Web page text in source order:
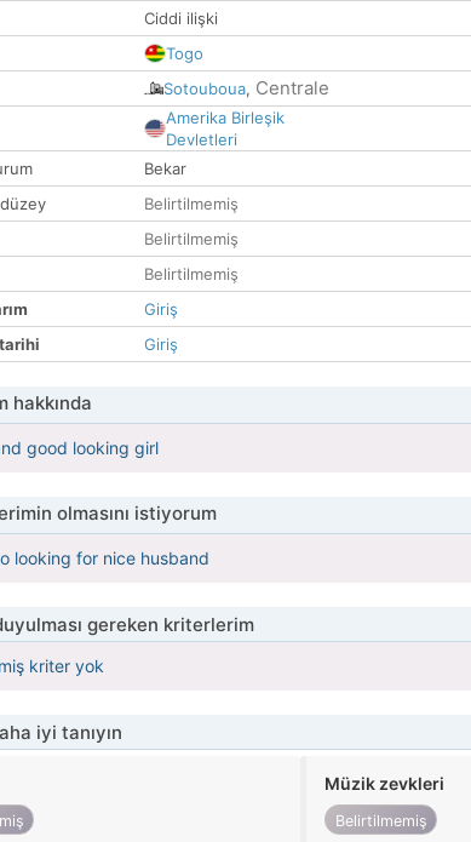
Ciddi ilişki
Togo
Sotouboua, Centrale
Amerika Birleşik
Devletleri
Bekar
Belirtilmemiş
Belirtilmemiş
Belirtilmemiş
Giriş
Giriş
hakkında
good looking girl
olmasını istiyorum
looking for nice husband
gereken kriterlerim
kriter yok
iyi tanıyın
Müzik zevkleri
Belirtilmemiş